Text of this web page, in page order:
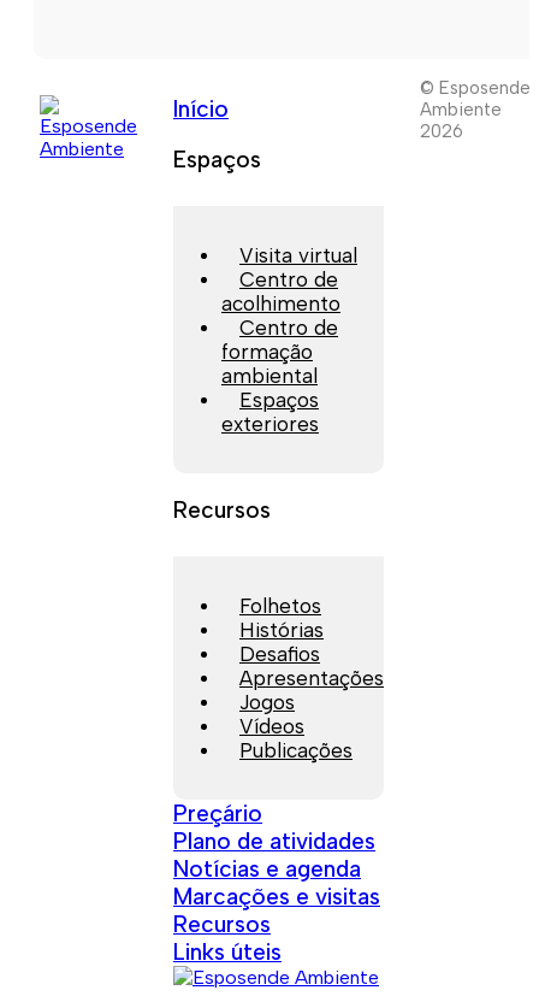
Início
Espaços
Visita virtual
Centro de
acolhimento
Centro de
formação
ambiental
Espaços
exteriores
Recursos
Folhetos
Histórias
Desafios
Apresentações
Jogos
Vídeos
Publicações
Preçário
Plano de atividades
Notícias e agenda
Marcações e visitas
Recursos
Links úteis
© Esposende
Ambiente
2026